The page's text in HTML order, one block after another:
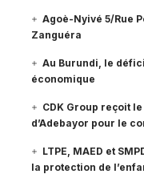
Agoè-Nyivé 5/Rue
Zanguéra
Au Burundi, le
économique
CDK Group reçoit
d’Adebayor pour le
LTPE, MAED et
la protection de